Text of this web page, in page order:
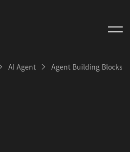
AI Agent Agent Building Blocks